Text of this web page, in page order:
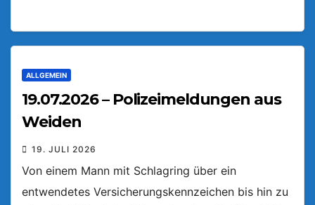
ALLGEMEIN
19.07.2026 – Polizeimeldungen aus
Weiden
19. JULI 2026
Von einem Mann mit Schlagring über ein
entwendetes Versicherungskennzeichen bis hin zu